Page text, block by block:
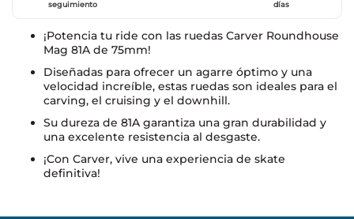
seguimiento
días
¡Potencia tu ride con las ruedas Carver Roundhouse
Mag 81A de 75mm!
Diseñadas para ofrecer un agarre óptimo y una
velocidad increíble, estas ruedas son ideales para el
carving, el cruising y el downhill.
Su dureza de 81A garantiza una gran durabilidad y
una excelente resistencia al desgaste.
¡Con Carver, vive una experiencia de skate
definitiva!